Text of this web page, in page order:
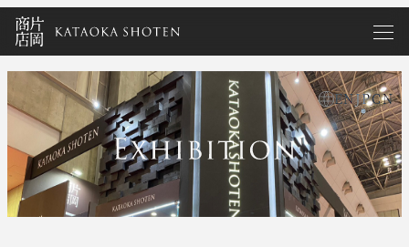
メ
イ
ン
コ
ン
テ
ツ
ENJPCN
exhibitions ja